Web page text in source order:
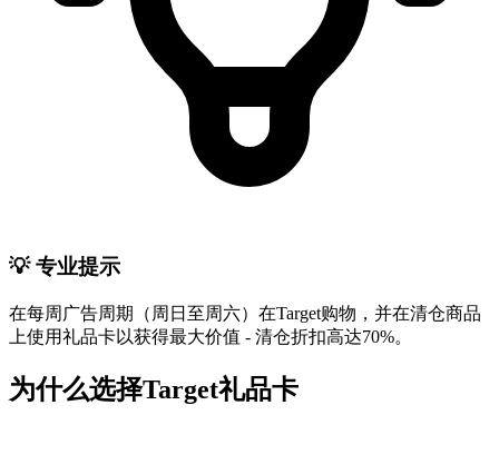
💡 专业提示
在每周广告周期（周日至周六）在Target购物，并在清仓商品
上使用礼品卡以获得最大价值 - 清仓折扣高达70%。
为什么选择Target礼品卡